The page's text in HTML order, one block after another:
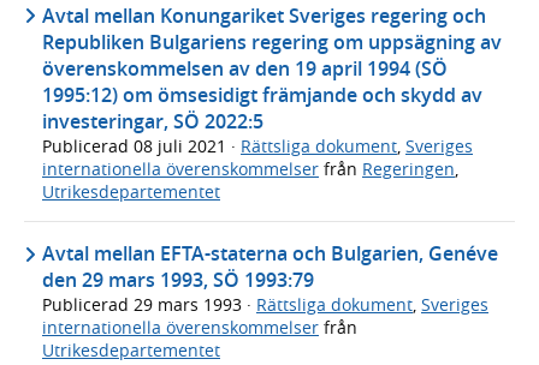
Avtal mellan Konungariket Sveriges regering och
Republiken Bulgariens regering om uppsägning av
överenskommelsen av den 19 april 1994 (SÖ
1995:12) om ömsesidigt främjande och skydd av
investeringar, SÖ 2022:5
Publicerad 08 juli 2021 · Rättsliga dokument Sveriges
internationella överenskommelser från Regeringen
Utrikesdepartementet
Avtal mellan EFTA-staterna och Bulgarien, Genéve
den 29 mars 1993, SÖ 1993:79
Publicerad 29 mars 1993 · Rättsliga dokument, Sveriges
internationella överenskommelser från
Utrikesdepartementet